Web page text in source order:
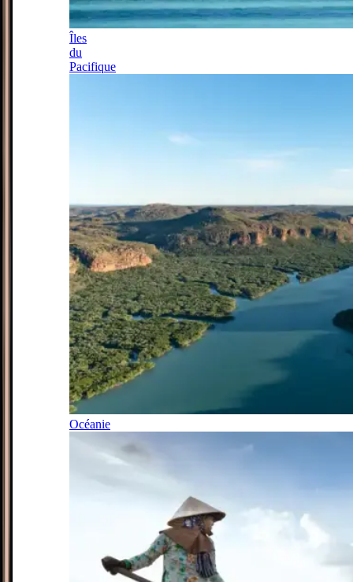
Îles
du
Pacifique
Océanie